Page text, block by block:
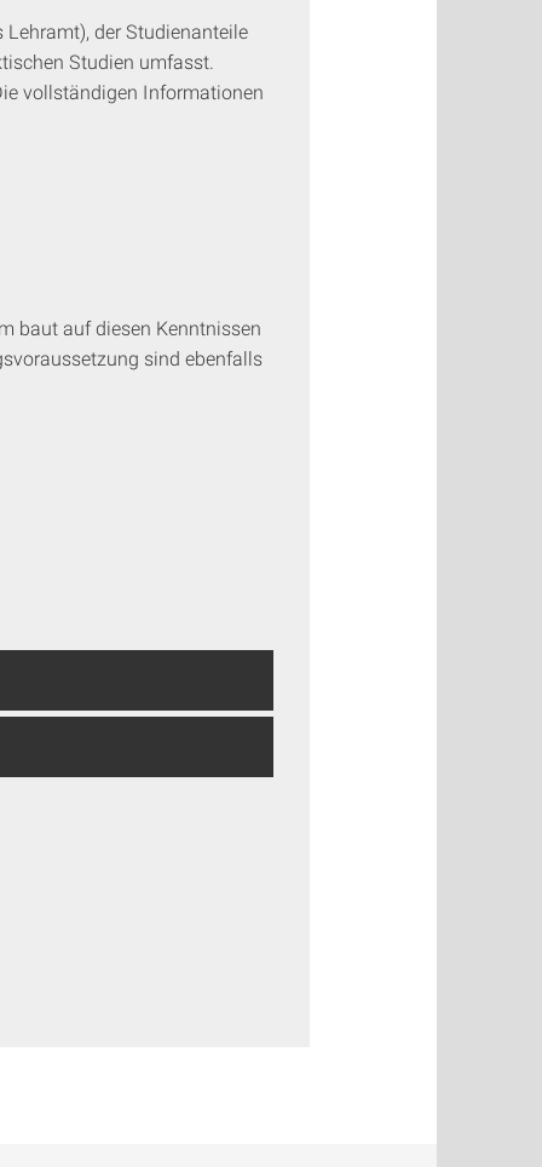
der Studienanteile
Studien umfasst.
vollständigen Informationen
baut auf diesen Kenntnissen
sind ebenfalls